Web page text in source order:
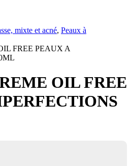
mixte et acné, Peaux à
FREE PEAUX A
OIL FREE